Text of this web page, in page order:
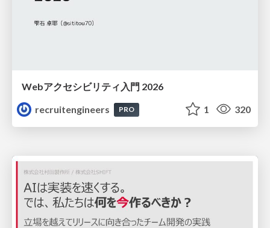
Webアクセシビリティ入門 2026
recruitengineers
PRO 1 320